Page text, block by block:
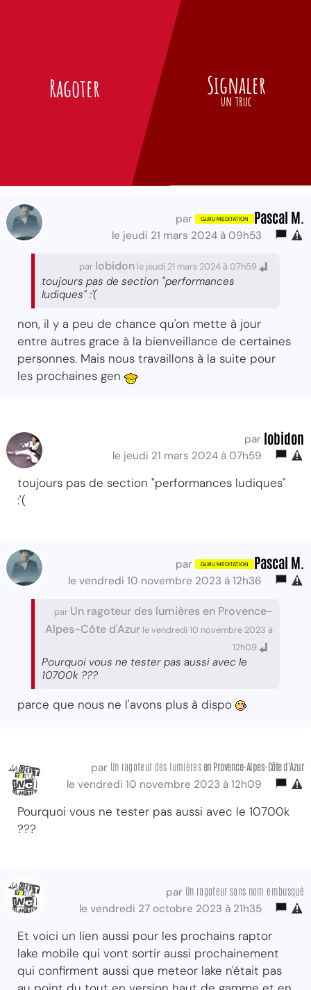
Ragoter Signaler
un truc
par Pascal M.
le jeudi 21 mars 2024 à 09h53
par lobidon le jeudi 21 mars 2024 à 07h59
toujours pas de section "performances
ludiques" :'(
non, il y a peu de chance qu'on mette à jour
entre autres grace à la bienveillance de certaines
personnes. Mais nous travaillons à la suite pour
les prochaines gen
par lobidon
le jeudi 21 mars 2024 à 07h59
toujours pas de section "performances ludiques"
:'(
par Pascal M.
le vendredi 10 novembre 2023 à 12h36
par Un ragoteur des lumières en Provence-
Alpes-Côte d'Azur le vendredi 10 novembre 2023 à
12h09
Pourquoi vous ne tester pas aussi avec le
10700k ???
parce que nous ne l'avons plus à dispo
par Un ragoteur des lumières en Provence-Alpes-Côte d'Azur
le vendredi 10 novembre 2023 à 12h09
Pourquoi vous ne tester pas aussi avec le 10700k
???
par Un ragoteur sans nom embusqué
le vendredi 27 octobre 2023 à 21h35
Et voici un lien aussi pour les prochains raptor
lake mobile qui vont sortir aussi prochainement
qui confirment aussi que meteor lake n'était pas